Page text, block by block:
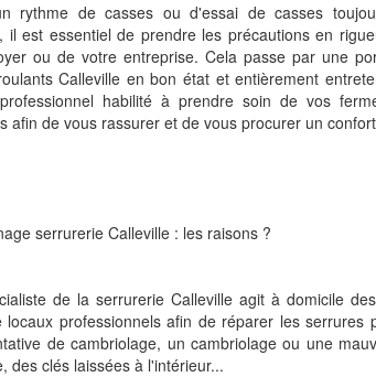
rythme de casses ou d'essai de casses
il est essentiel de prendre les précautions en
ou de votre entreprise. Cela passe par une
Calleville en bon état et entièrement
habilité à prendre soin de vos
afin de vous rassurer et de vous procurer un
serrurerie Calleville : les raisons ?
de la serrurerie Calleville agit à domicile
locaux professionnels afin de réparer les serrures
de cambriolage, un cambriolage ou une
des clés laissées à l'intérieur...